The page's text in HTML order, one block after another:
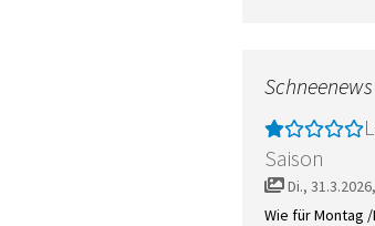
Schneenews
Saison
Di.,
Wie für Montag